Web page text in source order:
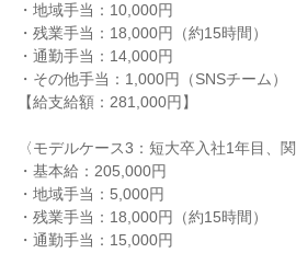
・地域手当：10,000円
・残業手当：18,000円（約15時間）
・通勤手当：14,000円
・その他手当：1,000円（SNSチーム）
【給支給額：281,000円】
〈モデルケース3：短大卒入社1年目、
・基本給：205,000円
・地域手当：5,000円
・残業手当：18,000円（約15時間）
・通勤手当：15,000円